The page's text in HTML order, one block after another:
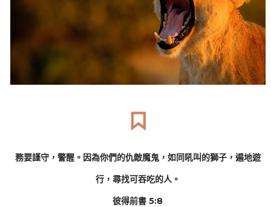
務要謹守，警醒。因為你們的仇敵魔鬼，如同吼叫的獅子，遍地遊
行，尋找可吞吃的人。
彼得前書 5:8